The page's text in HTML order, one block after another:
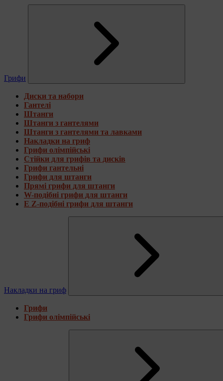
Грифи
Диски та набори
Гантелі
Штанги
Штанги з гантелями
Штанги з гантелями та лавками
Накладки на гриф
Грифи олімпійські
Стійки для грифів та дисків
Грифи гантельні
Грифи для штанги
Прямі грифи для штанги
W-подібні грифи для штанги
E Z-подібні грифи для штанги
Накладки на гриф
Грифи
Грифи олімпійські